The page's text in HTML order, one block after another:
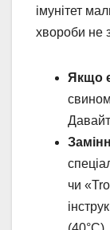
імунітет
хвороби не
Якщо
чи